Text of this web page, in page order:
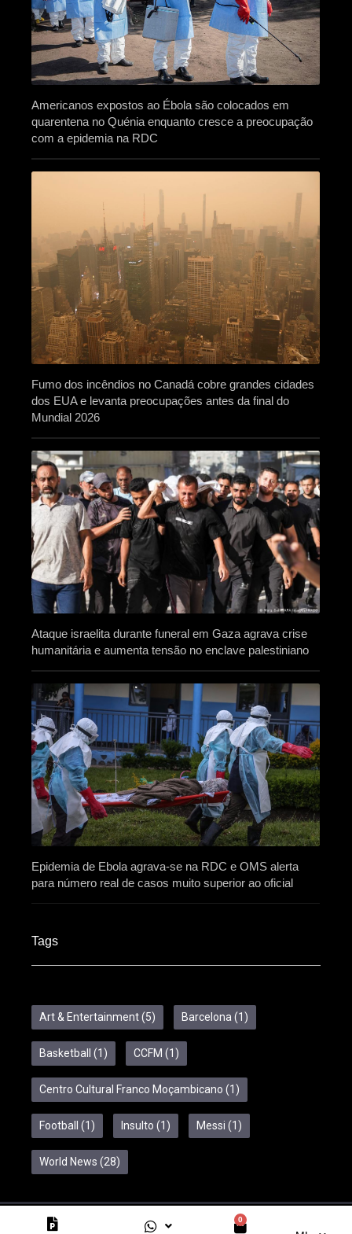
0
Americanos expostos ao Ébola são colocados em
quarentena no Quénia enquanto cresce a preocupação
com a epidemia na RDC
Fumo dos incêndios no Canadá cobre grandes cidades
dos EUA e levanta preocupações antes da final do
Mundial 2026
Ataque israelita durante funeral em Gaza agrava crise
humanitária e aumenta tensão no enclave palestiniano
Epidemia de Ebola agrava-se na RDC e OMS alerta
para número real de casos muito superior ao oficial
Tags
Art & Entertainment(5) Barcelona (1)
Basketball (1) CCFM (1)
Centro Cultural Franco Moçambicano (1)
Football (1) Insulto (1) Messi (1)
World News (28)
Copyright © 2024 Feelcom. All Rights Reserved.